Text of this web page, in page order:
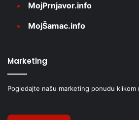
MojPrnjavor.info
MojŠamac.info
Marketing
Pogledajte našu marketing ponudu klikom